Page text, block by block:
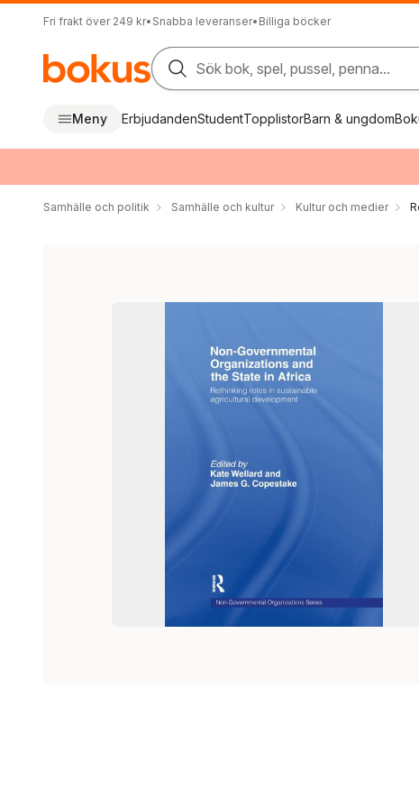
Fri frakt över 249 kr• Snabba leveranser• Billiga böcker
Sök bok, spel, pussel, penna...
Meny ErbjudandenStudentTopplistorBarn & ungdom
Samhälle och politik Samhälle och kultur Kultur och medier